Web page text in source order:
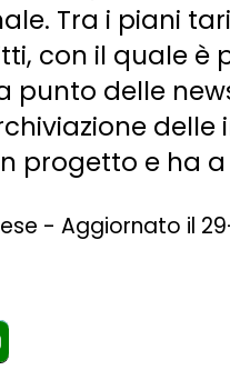
Tra i piani
con il quale è
punto delle
progetto e ha
- Aggiornato il